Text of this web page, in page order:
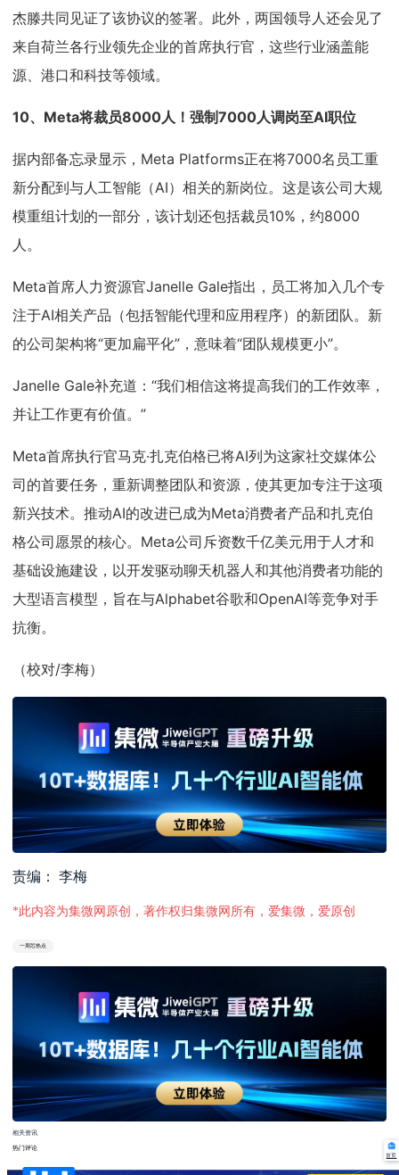
杰滕共同见证了该协议的签署。此外，两国领导人还会见了
来自荷兰各行业领先企业的首席执行官，这些行业涵盖能
源、港口和科技等领域。
10、 Meta将裁员8000人！强制7000人调岗至AI职位
据内部备忘录显示，Meta Platforms正在将7000名员工重
新分配到与人工智能（AI）相关的新岗位。这是该公司大规
模重组计划的一部分，该计划还包括裁员10%，约8000
人。
Meta首席人力资源官Janelle Gale指出，员工将加入几个专
注于AI相关产品（包括智能代理和应用程序）的新团队。新
的公司架构将“更加扁平化”，意味着“团队规模更小”。
Janelle Gale补充道：“我们相信这将提高我们的工作效率，
并让工作更有价值。”
Meta首席执行官马克·扎克伯格已将AI列为这家社交媒体公
司的首要任务，重新调整团队和资源，使其更加专注于这项
新兴技术。推动AI的改进已成为Meta消费者产品和扎克伯
格公司愿景的核心。Meta公司斥资数千亿美元用于人才和
基础设施建设，以开发驱动聊天机器人和其他消费者功能的
大型语言模型，旨在与Alphabet谷歌和OpenAI等竞争对手
抗衡。
（校对/李梅）
责编： 李梅
*此内容为集微网原创，著作权归集微网所有，爱集微，爱原创
一周芯热点
相关资讯
热门评论
首页